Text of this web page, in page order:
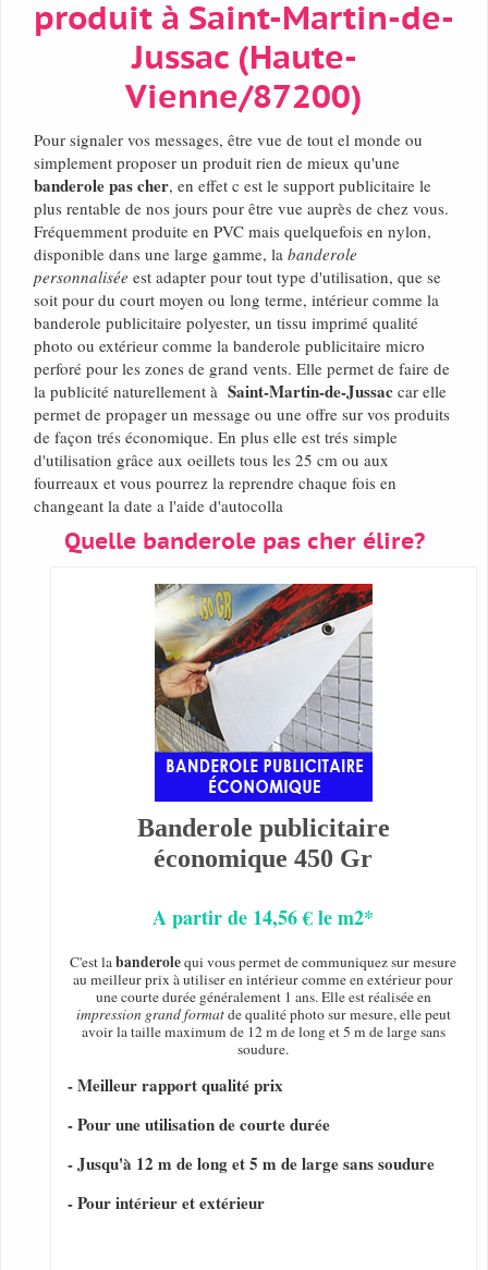
produit à Saint-Martin-de-
Jussac (Haute-
Vienne/87200)
Pour signaler vos messages, être vue de tout el monde ou
simplement proposer un produit rien de mieux qu'une
banderole pas cher, en effet c est le support publicitaire le
plus rentable de nos jours pour être vue auprès de chez vous.
Fréquemment produite en PVC mais quelquefois en nylon,
disponible dans une large gamme, la banderole
personnalisée est adapter pour tout type d'utilisation, que se
soit pour du court moyen ou long terme, intérieur comme la
banderole publicitaire polyester, un tissu imprimé qualité
photo ou extérieur comme la banderole publicitaire micro
perforé pour les zones de grand vents. Elle permet de faire de
la publicité naturellement à Saint-Martin-de-Jussac car elle
permet de propager un message ou une offre sur vos produits
de façon trés économique. En plus elle est trés simple
d'utilisation grâce aux oeillets tous les 25 cm ou aux
fourreaux et vous pourrez la reprendre chaque fois en
changeant la date a l'aide d'autocolla
Quelle banderole pas cher élire?
Banderole publicitaire
économique 450 Gr
A partir de 14,56 € le m2*
C'est labanderolequi vous permet de communiquez sur mesure
au meilleur prix à utiliser en intérieur comme en extérieur pour
une courte durée généralement 1 ans. Elle est réalisée en
impression grand formatde qualité photo sur mesure, elle peut
avoir la taille maximum de 12 m de long et 5 m de large sans
soudure.
- Meilleur rapport qualité prix
- Pour une utilisation de courte durée
- Jusqu'à 12 m de long et 5 m de large sans soudure
- Pour intérieur et extérieur